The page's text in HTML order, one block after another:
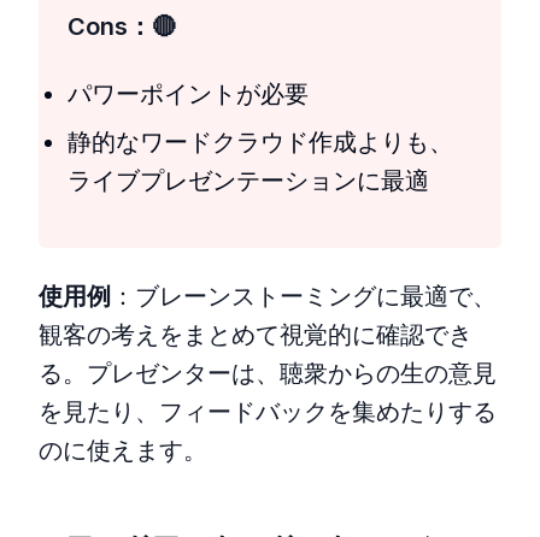
Cons：
パワーポイントが必要
静的なワードクラウド作成よりも、
ライブプレゼンテーションに最適
使用例 ：ブレーンストーミングに最適で、
観客の考えをまとめて視覚的に確認でき
る。プレゼンターは、聴衆からの生の意見
を見たり、フィードバックを集めたりする
のに使えます。